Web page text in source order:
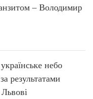
– Володимир
небо
результатами